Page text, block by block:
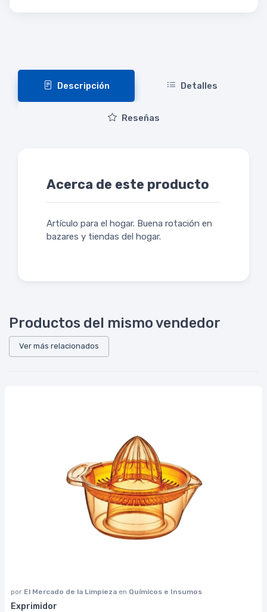
Descripción Detalles
Reseñas
Acerca de este producto
Artículo para el hogar. Buena rotación en
bazares y tiendas del hogar.
Productos del mismo vendedor
Ver más relacionados
por El Mercado de la Limpieza en Químicos e Insumos
Exprimidor